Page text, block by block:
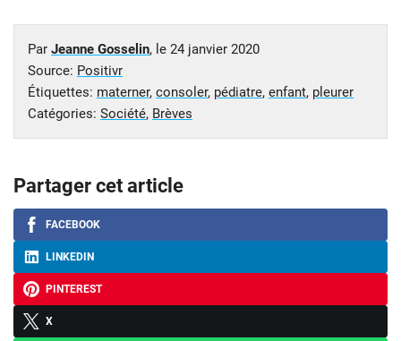
Par Jeanne Gosselin, le 24 janvier 2020
Source: Positivr
Étiquettes: materner, consoler, pédiatre, enfant, pleurer
Catégories: Société, Brèves
Partager cet article
FACEBOOK
LINKEDIN
PINTEREST
X